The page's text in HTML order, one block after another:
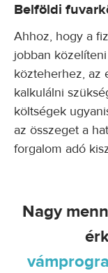
Belföldi
Ahhoz, hogy a
jobban
közteherhez, az
kalkulálni
költségek
az összeget a
forgalom adó
Nagy